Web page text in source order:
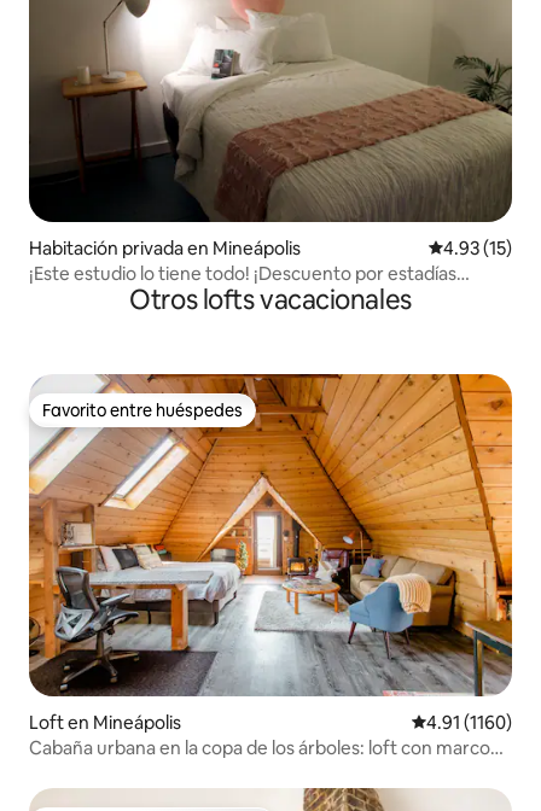
Habitación privada en Mineápolis Calificación
4.93 (15)
¡Este estudio lo tiene todo! ¡Descuento por estadías
Otros lofts vacacionales
Favorito entre huéspedes
Favorito entre huéspedes
Loft en Mineápolis Calificación
4.91 (1160)
Cabaña urbana en la copa de los árboles: loft con marco